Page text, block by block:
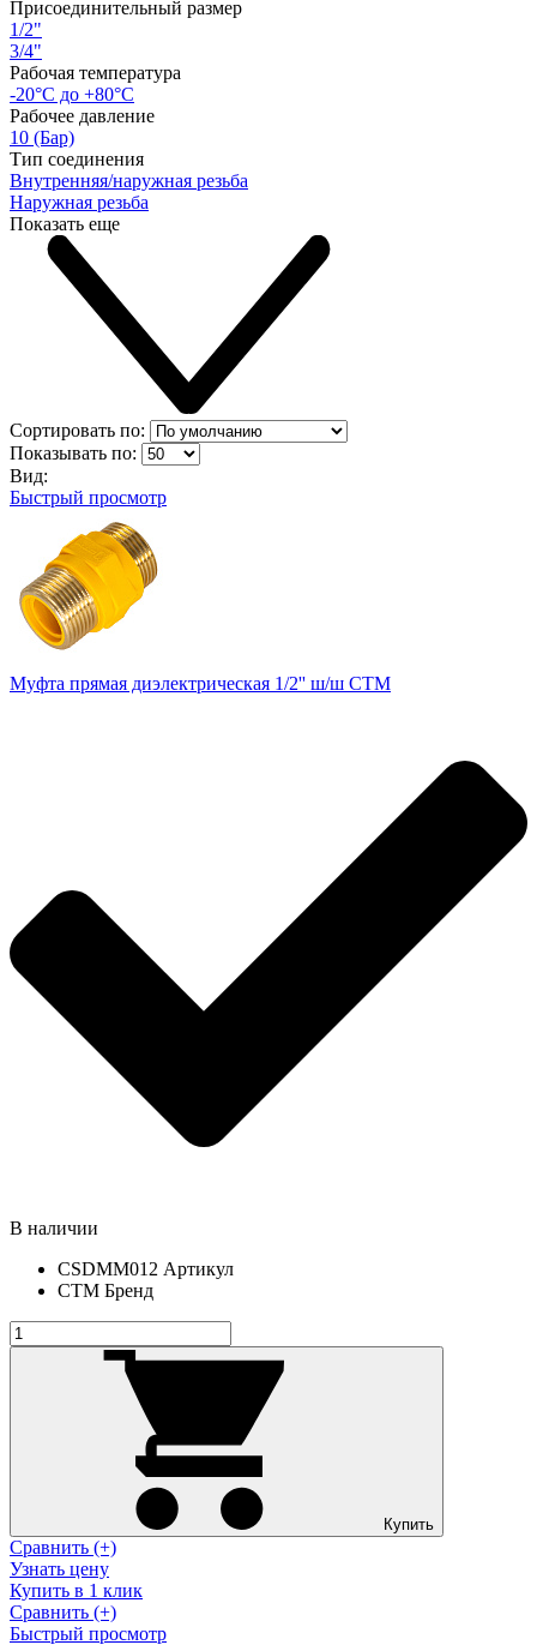
Присоединительный размер
1/2"
3/4"
Рабочая температура
-20°С до +80°С
Рабочее давление
10 (Бар)
Тип соединения
Внутренняя/наружная резьба
Наружная резьба
Показать еще
Сортировать по:
Показывать по:
Вид:
Быстрый просмотр
Муфта прямая диэлектрическая 1/2'' ш/ш СТМ
В наличии
CSDMM012 Артикул
СТМ Бренд
Купить
Сравнить (+)
Узнать цену
Купить в 1 клик
Сравнить (+)
Быстрый просмотр